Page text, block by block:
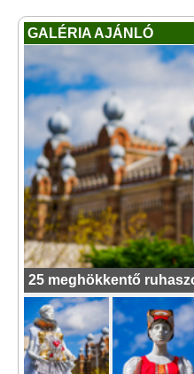
GALÉRIA AJÁNLÓ
25 meghökkentő